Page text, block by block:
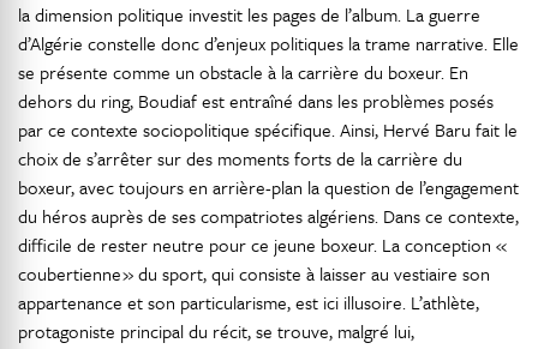
la dimension politique investit les pages de l’album. La guerre
d’Algérie constelle donc d’enjeux politiques la trame narrative. Elle
se présente comme un obstacle à la carrière du boxeur. En
dehors du ring, Boudiaf est entraîné dans les problèmes posés
par ce contexte sociopolitique spécifique. Ainsi, Hervé Baru fait le
choix de s’arrêter sur des moments forts de la carrière du
boxeur, avec toujours en arrière-plan la question de l’engagement
du héros auprès de ses compatriotes algériens. Dans ce contexte,
difficile de rester neutre pour ce jeune boxeur. La conception «
coubertienne » du sport, qui consiste à laisser au vestiaire son
appartenance et son particularisme, est ici illusoire. L’athlète,
protagoniste principal du récit, se trouve, malgré lui,